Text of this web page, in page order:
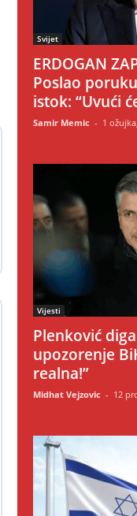
Svijet
ERDOGAN
Poslao
istok: “Uvući
Samir Memic - 1
Vijesti
Plenković
upozorenje
realna!”
Midhat Vejzovic - 12